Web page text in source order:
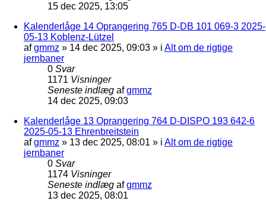
15 dec 2025, 13:05
Kalenderlåge 14 Oprangering 765 D-DB 101 069-3 2025-
05-13 Koblenz-Lützel
afgmmz » 14 dec 2025, 09:03 » i Alt om de rigtige
jernbaner
0 Svar
1171 Visninger
Seneste indlæg afgmmz
14 dec 2025, 09:03
Kalenderlåge 13 Oprangering 764 D-DISPO 193 642-6
2025-05-13 Ehrenbreitstein
afgmmz » 13 dec 2025, 08:01 » i Alt om de rigtige
jernbaner
0 Svar
1174 Visninger
Seneste indlæg afgmmz
13 dec 2025, 08:01